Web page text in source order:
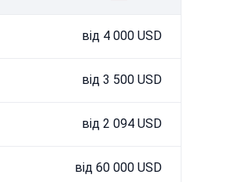
від 4 000 USD
від 3 500 USD
від 2 094 USD
від 60 000 USD